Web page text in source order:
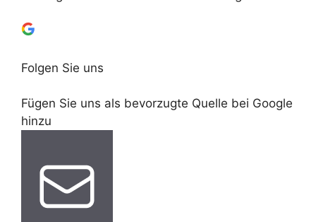
Folgen Sie uns
Fügen Sie uns als bevorzugte Quelle bei Google
hinzu